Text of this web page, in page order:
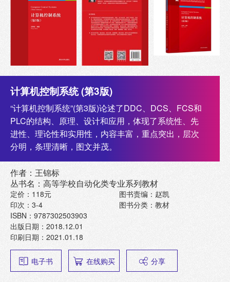
计算机控制系统 (第3版)
“计算机控制系统”(第3版)论述了DDC、DCS、FCS和
PLC的结构、原理、设计和应用，体现了系统性、先
进性、理论性和实用性，内容丰富，重点突出，层次
分明，条理清晰，图文并茂。
作者：王锦标
丛书名：高等学校自动化类专业系列教材
定价：118元
印次：3-4
ISBN：9787302503903
出版日期：2018.12.01
印刷日期：2021.01.18
图书责编：赵凯
图书分类：教材
电子书 在线购买 分享